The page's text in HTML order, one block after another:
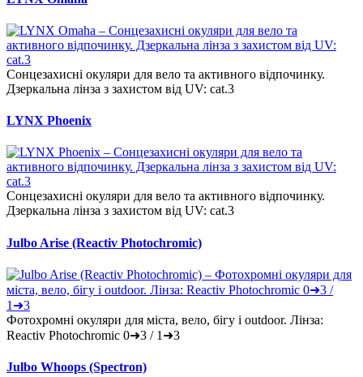
Сонцезахисні окуляри для вело та активного відпочинку.
Дзеркальна лінза з захистом від UV: cat.3
LYNX Phoenix
Сонцезахисні окуляри для вело та активного відпочинку.
Дзеркальна лінза з захистом від UV: cat.3
Julbo Arise (Reactiv Photochromic)
Фотохромні окуляри для міста, вело, бігу і outdoor. Лінза:
Reactiv Photochromic 0➜3 / 1➜3
Julbo Whoops (Spectron)